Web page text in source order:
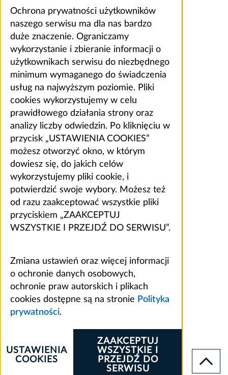
Ochrona prywatności użytkowników
naszego serwisu ma dla nas bardzo
duże znaczenie. Ograniczamy
wykorzystanie i zbieranie informacji o
użytkownikach serwisu do niezbędnego
minimum wymaganego do świadczenia
usług na najwyższym poziomie. Pliki
cookies wykorzystujemy w celu
prawidłowego działania strony oraz
analizy liczby odwiedzin. Po kliknięciu w
przycisk „USTAWIENIA COOKIES”
możesz otworzyć okno, w którym
dowiesz się, do jakich celów
wykorzystujemy pliki cookie, i
potwierdzić swoje wybory. Możesz też
od razu zaakceptować wszystkie pliki
przyciskiem „ZAAKCEPTUJ
WSZYSTKIE I PRZEJDŹ DO SERWISU”.
Zmiana ustawień oraz więcej informacji
o ochronie danych osobowych,
ochronie praw autorskich i plikach
cookies dostępne są na stronie Polityka
prywatności.
ZAAKCEPTUJ
WSZYSTKIE I
PRZEJDŹ DO
SERWISU
USTAWIENIA
COOKIES